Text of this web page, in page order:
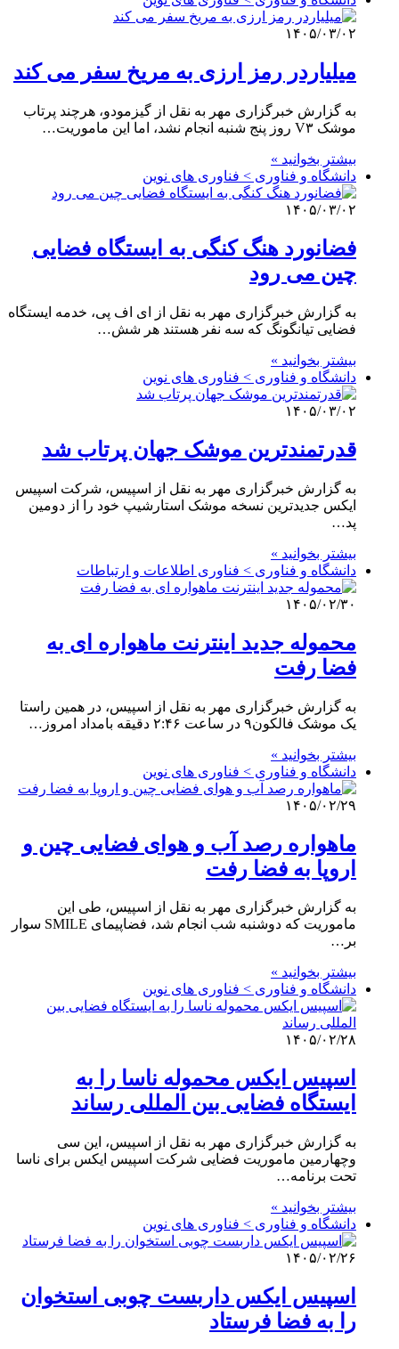
۱۴۰۵/۰۳/۰۲
میلیاردر رمز ارزی به مریخ سفر می کند
به گزارش خبرگزاری مهر به نقل از گیزمودو، هرچند پرتاب
موشک V۳ روز پنج شنبه انجام نشد، اما این ماموریت…
بیشتر بخوانید »
دانشگاه و فناوری > فناوری های نوین
۱۴۰۵/۰۳/۰۲
فضانورد هنگ کنگی به ایستگاه فضایی
چین می رود
به گزارش خبرگزاری مهر به نقل از ای اف پی، خدمه ایستگاه
فضایی تیانگونگ که سه نفر هستند هر شش…
بیشتر بخوانید »
دانشگاه و فناوری > فناوری های نوین
۱۴۰۵/۰۳/۰۲
قدرتمندترین موشک جهان پرتاب شد
به گزارش خبرگزاری مهر به نقل از اسپیس، شرکت اسپیس
ایکس جدیدترین نسخه موشک استارشیپ خود را از دومین
پد…
بیشتر بخوانید »
دانشگاه و فناوری > فناوری اطلاعات و ارتباطات
۱۴۰۵/۰۲/۳۰
محموله جدید اینترنت ماهواره ای به
فضا رفت
به گزارش خبرگزاری مهر به نقل از اسپیس، در همین راستا
یک موشک فالکون۹ در ساعت ۲:۴۶ دقیقه بامداد امروز…
بیشتر بخوانید »
دانشگاه و فناوری > فناوری های نوین
۱۴۰۵/۰۲/۲۹
ماهواره رصد آب و هوای فضایی چین و
اروپا به فضا رفت
به گزارش خبرگزاری مهر به نقل از اسپیس، طی این
ماموریت که دوشنبه شب انجام شد، فضاپیمای SMILE سوار
بر…
بیشتر بخوانید »
دانشگاه و فناوری > فناوری های نوین
۱۴۰۵/۰۲/۲۸
اسپیس ایکس محموله ناسا را به
ایستگاه فضایی بین المللی رساند
به گزارش خبرگزاری مهر به نقل از اسپیس، این سی
وچهارمین ماموریت فضایی شرکت اسپیس ایکس برای ناسا
تحت برنامه…
بیشتر بخوانید »
دانشگاه و فناوری > فناوری های نوین
۱۴۰۵/۰۲/۲۶
اسپیس ایکس داربست چوبی استخوان
را به فضا فرستاد